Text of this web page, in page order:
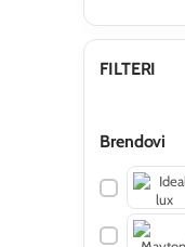
FILTERI
Brendovi